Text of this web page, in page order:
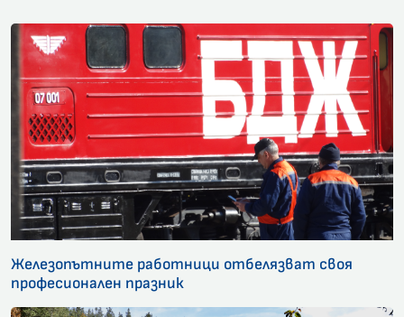
Железопътните работници отбелязват своя
професионален празник